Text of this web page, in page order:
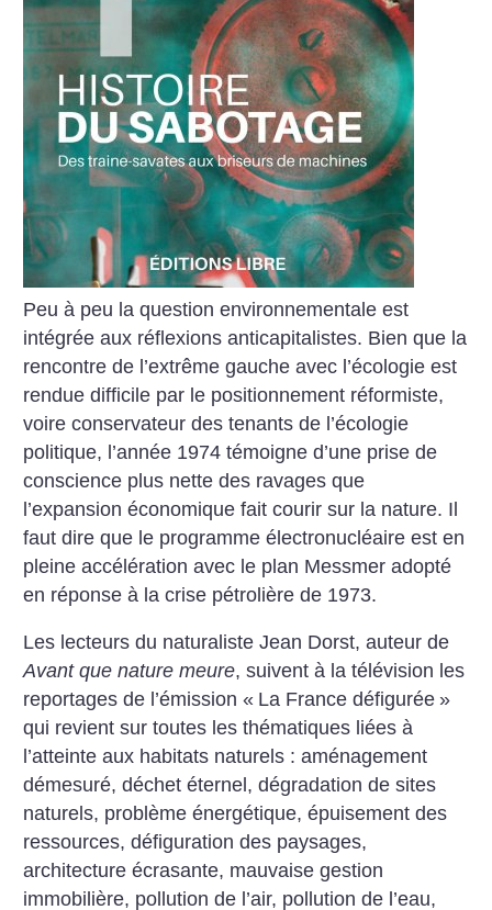
Peu à peu la question environnementale est
intégrée aux réflexions anticapitalistes. Bien que la
rencontre de l’extrême gauche avec l’écologie est
rendue difficile par le positionnement réformiste,
voire conservateur des tenants de l’écologie
politique, l’année 1974 témoigne d’une prise de
conscience plus nette des ravages que
l’expansion économique fait courir sur la nature. Il
faut dire que le programme électronucléaire est en
pleine accélération avec le plan Messmer adopté
en réponse à la crise pétrolière de 1973.
Les lecteurs du naturaliste Jean Dorst, auteur de
Avant que nature meure, suivent à la télévision les
reportages de l’émission « La France défigurée »
qui revient sur toutes les thématiques liées à
l’atteinte aux habitats naturels : aménagement
démesuré, déchet éternel, dégradation de sites
naturels, problème énergétique, épuisement des
ressources, défiguration des paysages,
architecture écrasante, mauvaise gestion
immobilière, pollution de l’air, pollution de l’eau,